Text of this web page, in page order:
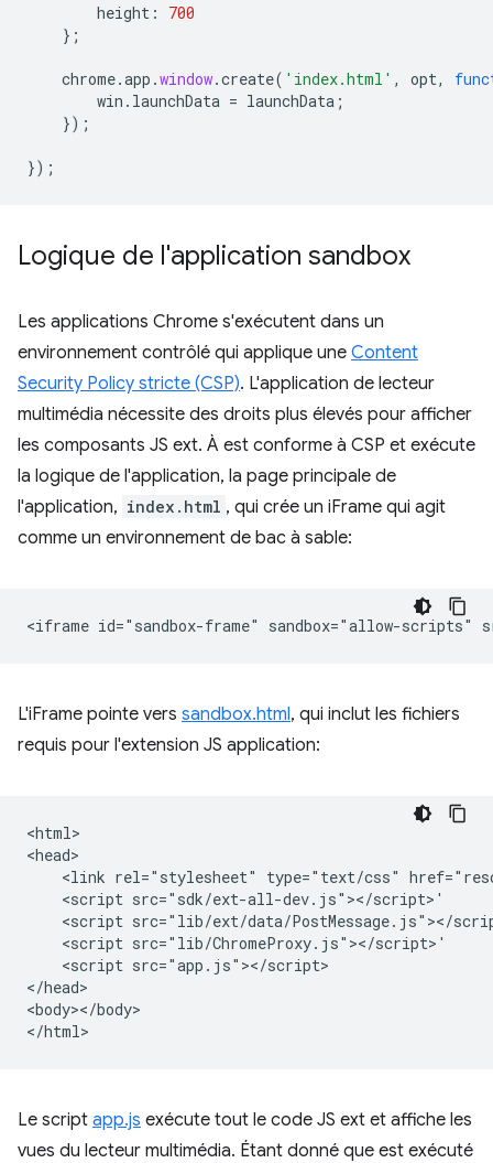
height :
700
};
chrome.app .window.create( 'index.html' , opt,
win . launchData = launchData ;
});
});
Logique de l'application sandbox
Les applications Chrome s'exécutent dans un
environnement contrôlé qui applique une Content
Security Policy stricte (CSP). L'application de lecteur
multimédia nécessite des droits plus élevés pour afficher
les composants JS ext. À est conforme à CSP et exécute
la logique de l'application, la page principale de
l'application, index.html , qui crée un iFrame qui agit
comme un environnement de bac à sable:
L'iFrame pointe vers sandbox.html, qui inclut les fichiers
requis pour l'extension JS application:
<html>
<head>
<link rel="stylesheet" type="text/css"
    <script src="sdk/ext-all-dev.js"></script>'
<script src="lib/ext/data/PostMessage.js"></
    <script src="lib/ChromeProxy.js"></script>'
    <script src="app.js"></script>
</head>
<body></body>
Le script app.js exécute tout le code JS ext et affiche les
vues du lecteur multimédia. Étant donné que est exécuté